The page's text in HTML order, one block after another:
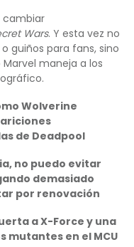
cambiar
Wars. Y esta vez no
guiños para fans, sino
maneja a los
Wolverine
de Deadpool
no puedo evitar
demasiado
por renovación
a X-Force y una
mutantes en el MCU